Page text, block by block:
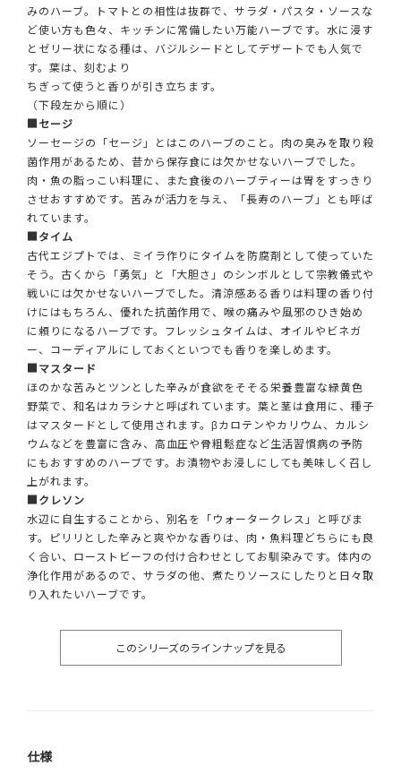
みのハーブ。トマトとの相性は抜群で、サラダ・パスタ・ソースな
ど使い方も色々、キッチンに常備したい万能ハーブです。水に浸す
とゼリー状になる種は、バジルシードとしてデザートでも人気で
す。葉は、刻むより
ちぎって使うと香りが引き立ちます。
（下段左から順に）
■セージ
ソーセージの「セージ」とはこのハーブのこと。肉の臭みを取り殺
菌作用があるため、昔から保存食には欠かせないハーブでした。
肉・魚の脂っこい料理に、また食後のハーブティーは胃をすっきり
させおすすめです。苦みが活力を与え、「長寿のハーブ」とも呼ば
れています。
■タイム
古代エジプトでは、ミイラ作りにタイムを防腐剤として使っていた
そう。古くから「勇気」と「大胆さ」のシンボルとして宗教儀式や
戦いには欠かせないハーブでした。清涼感ある香りは料理の香り付
けにはもちろん、優れた抗菌作用で、喉の痛みや風邪のひき始め
に頼りになるハーブです。フレッシュタイムは、オイルやビネガ
ー、コーディアルにしておくといつでも香りを楽しめます。
■マスタード
ほのかな苦みとツンとした辛みが食欲をそそる栄養豊富な緑黄色
野菜で、和名はカラシナと呼ばれています。葉と茎は食用に、種子
はマスタードとして使用されます。βカロテンやカリウム、カルシ
ウムなどを豊富に含み、高血圧や骨粗鬆症など生活習慣病の予防
にもおすすめのハーブです。お漬物やお浸しにしても美味しく召し
上がれます。
■クレソン
水辺に自生することから、別名を「ウォータークレス」と呼びま
す。ピリリとした辛みと爽やかな香りは、肉・魚料理どちらにも良
く合い、ローストビーフの付け合わせとしてお馴染みです。体内の
浄化作用があるので、サラダの他、煮たりソースにしたりと日々取
り入れたいハーブです。
このシリーズのラインナップを見る
仕様